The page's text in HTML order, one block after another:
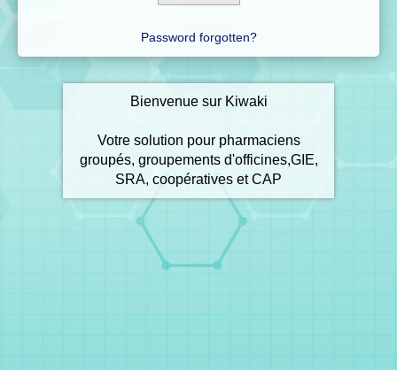
Password forgotten?
Bienvenue sur Kiwaki
Votre solution pour pharmaciens
groupés, groupements d'officines,GIE,
SRA, coopératives et CAP